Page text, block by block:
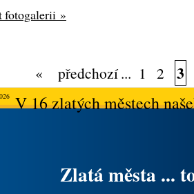
fotogalerii »
« předchozí... 1 2 3
V 16 zlatých městech
Zlatá města ...